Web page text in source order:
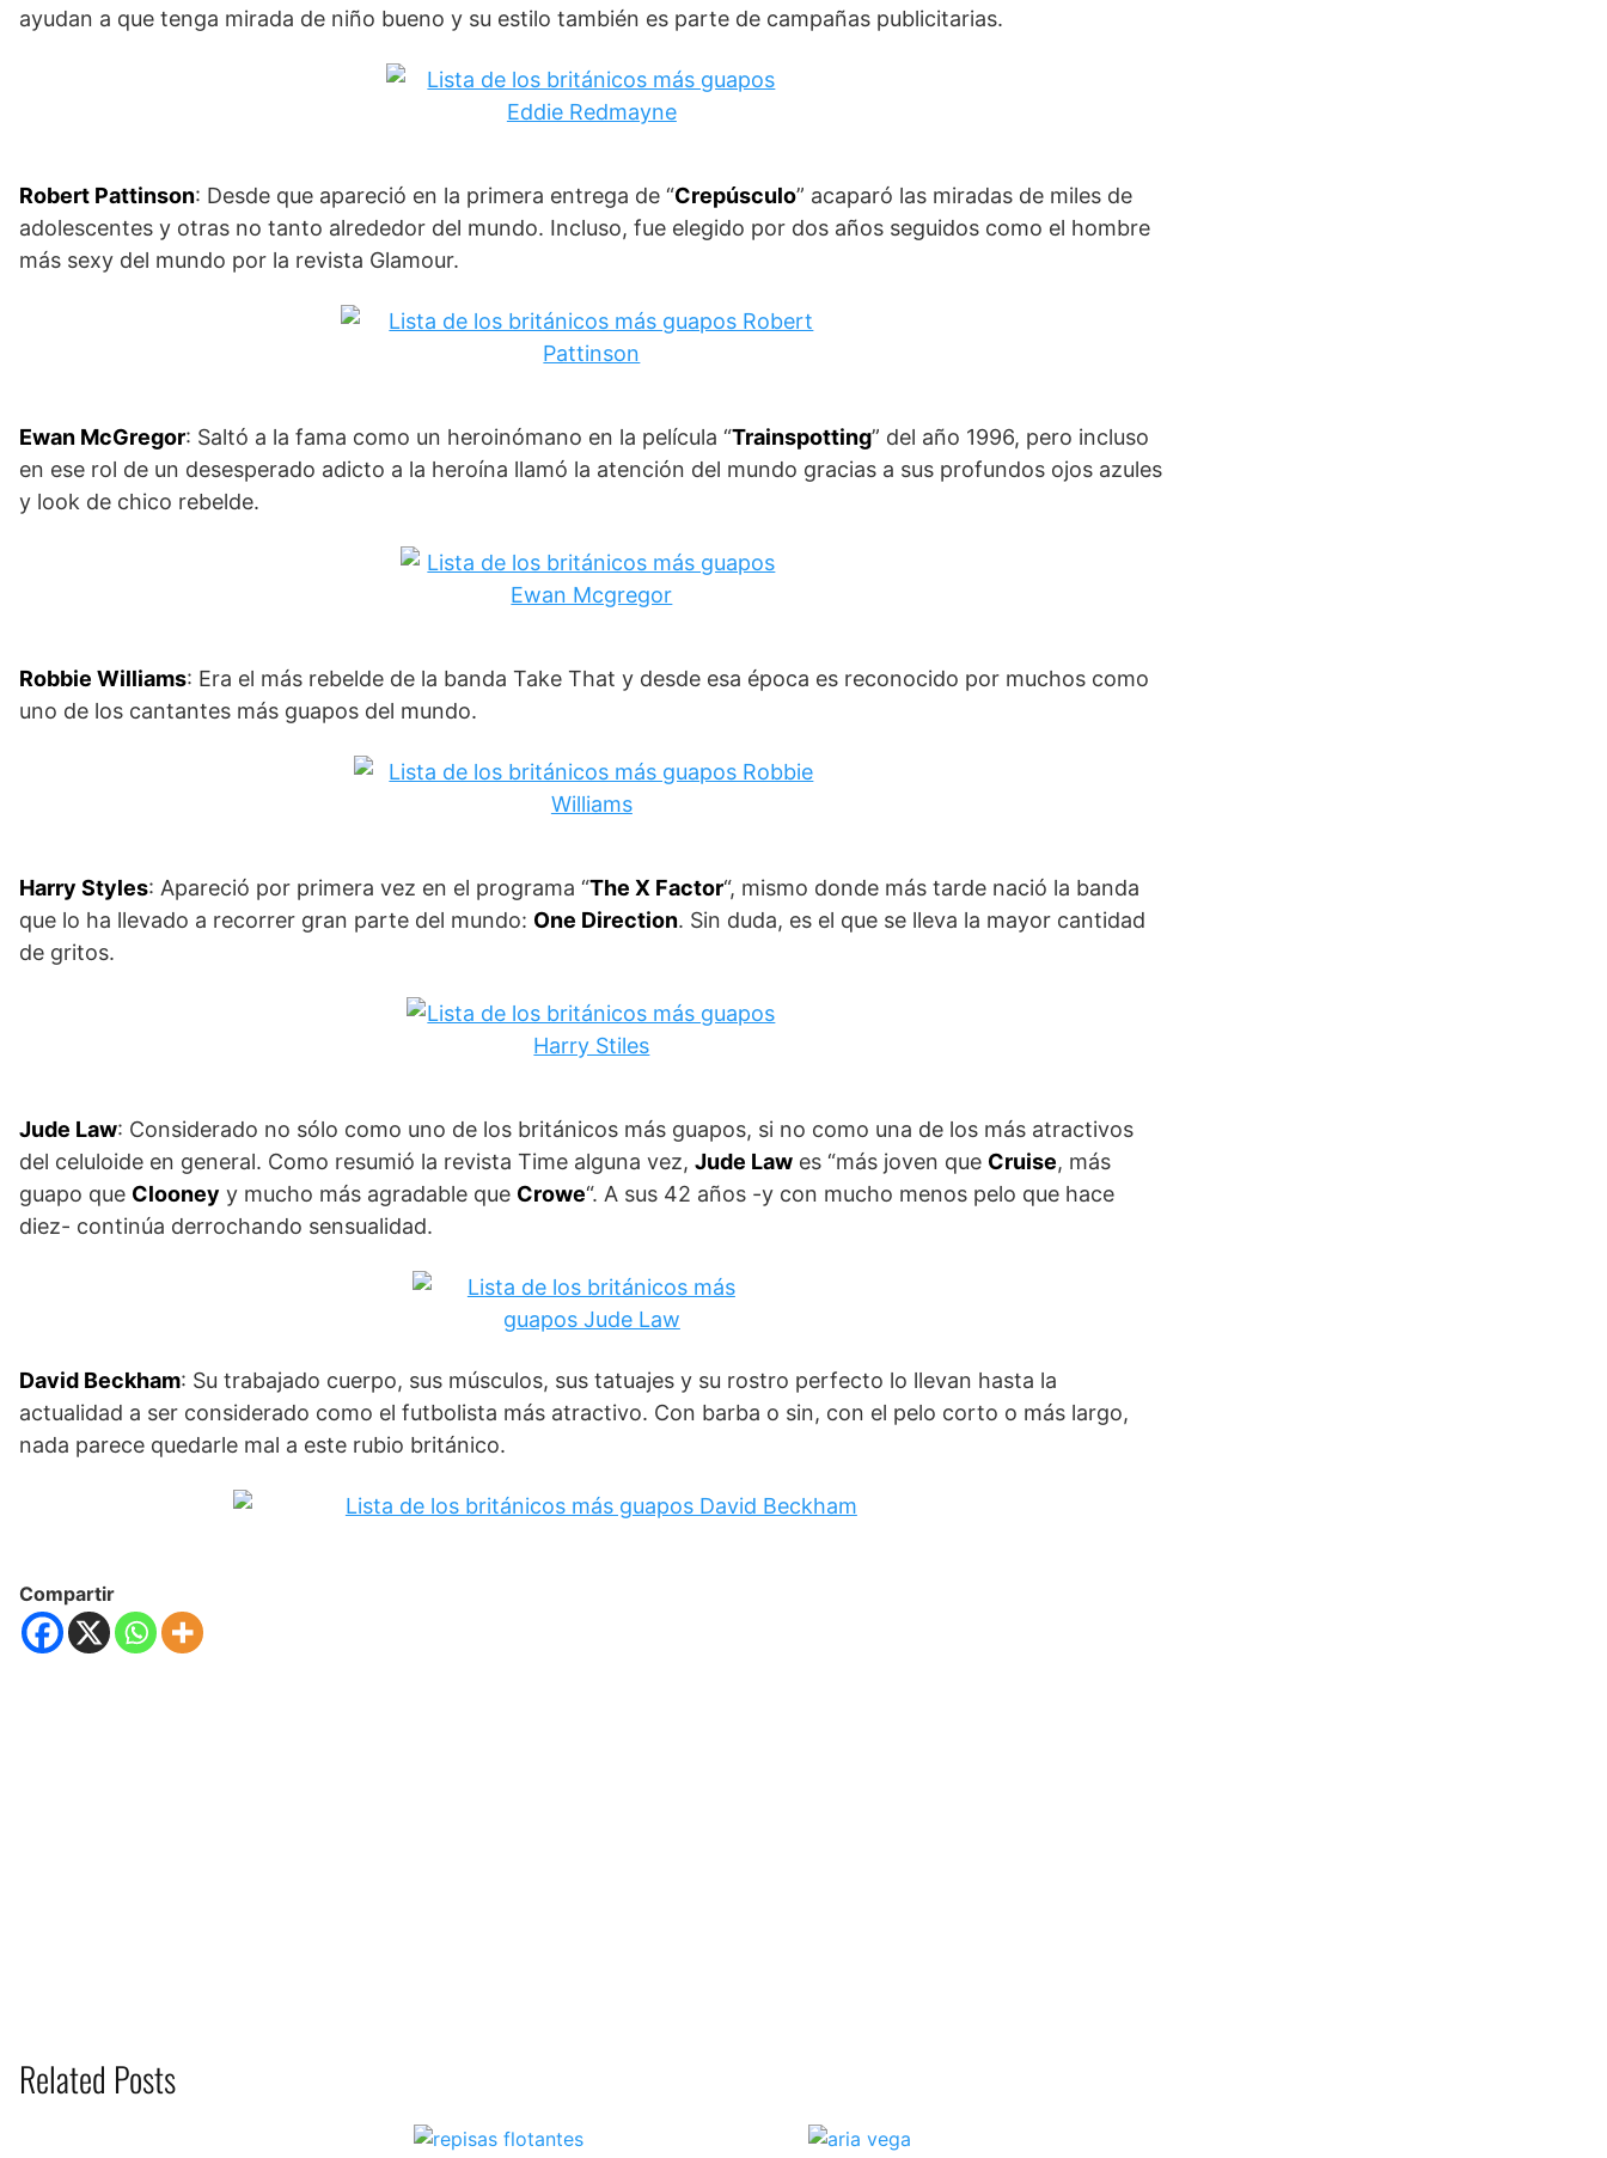
ayudan a que tenga mirada de niño bueno y su estilo también es parte de campañas publicitarias.
Robert Pattinson: Desde que apareció en la primera entrega de “Crepúsculo” acaparó las miradas de miles de
adolescentes y otras no tanto alrededor del mundo. Incluso, fue elegido por dos años seguidos como el hombre
más sexy del mundo por la revista Glamour.
Ewan McGregor: Saltó a la fama como un heroinómano en la película “Trainspotting” del año 1996, pero incluso
en ese rol de un desesperado adicto a la heroína llamó la atención del mundo gracias a sus profundos ojos azules
y look de chico rebelde.
Robbie Williams: Era el más rebelde de la banda Take That y desde esa época es reconocido por muchos como
uno de los cantantes más guapos del mundo.
Harry Styles: Apareció por primera vez en el programa “The X Factor“, mismo donde más tarde nació la banda
que lo ha llevado a recorrer gran parte del mundo: One Direction. Sin duda, es el que se lleva la mayor cantidad
de gritos.
Jude Law: Considerado no sólo como uno de los británicos más guapos, si no como una de los más atractivos
del celuloide en general. Como resumió la revista Time alguna vez, Jude Law es “más joven que Cruise, más
guapo que Clooney y mucho más agradable que Crowe“. A sus 42 años -y con mucho menos pelo que hace
diez- continúa derrochando sensualidad.
David Beckham: Su trabajado cuerpo, sus músculos, sus tatuajes y su rostro perfecto lo llevan hasta la
actualidad a ser considerado como el futbolista más atractivo. Con barba o sin, con el pelo corto o más largo,
nada parece quedarle mal a este rubio británico.
Compartir
Related Posts